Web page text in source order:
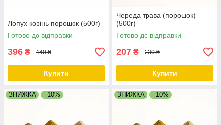
Лопух корінь порошок (500г)
Готово до відправки
396 ₴ 440 ₴
Купити
Череда трава (порошок)
(500г)
Готово до відправки
207 ₴ 230 ₴
Купити
ЗНИЖКА –10% ЗНИЖКА –10%